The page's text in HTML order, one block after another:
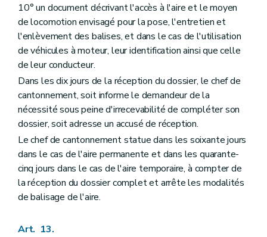
10° un document décrivant l'accès à l'aire et le moyen
de locomotion envisagé pour la pose, l'entretien et
l'enlèvement des balises, et dans le cas de l'utilisation
de véhicules à moteur, leur identification ainsi que celle
de leur conducteur.
Dans les dix jours de la réception du dossier, le chef de
cantonnement, soit informe le demandeur de la
nécessité sous peine d'irrecevabilité de compléter son
dossier, soit adresse un accusé de réception.
Le chef de cantonnement statue dans les soixante jours
dans le cas de l'aire permanente et dans les quarante-
cinq jours dans le cas de l'aire temporaire, à compter de
la réception du dossier complet et arrête les modalités
de balisage de l'aire.
Art. 13.